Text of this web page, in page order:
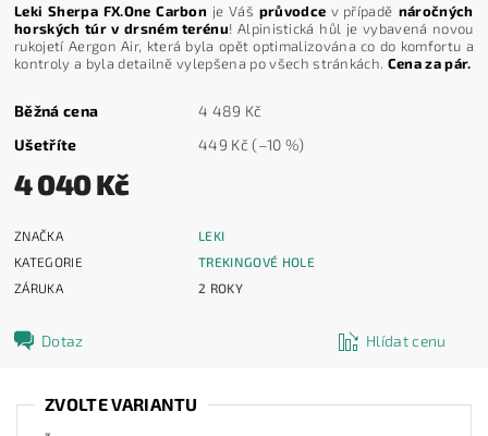
Leki Sherpa FX.One Carbon je Váš průvodce v případě náročných
horských túr v drsném terénu! Alpinistická hůl je vybavená novou
rukojetí Aergon Air, která byla opět optimalizována co do komfortu a
kontroly a byla detailně vylepšena po všech stránkách. Cena za pár.
Běžná cena
4 489 Kč
Ušetříte
449 Kč(–10 %)
4 040 Kč
ZNAČKA
LEKI
KATEGORIE
TREKINGOVÉ HOLE
ZÁRUKA
2 ROKY
Dotaz Hlídat cenu
ZVOLTE VARIANTU